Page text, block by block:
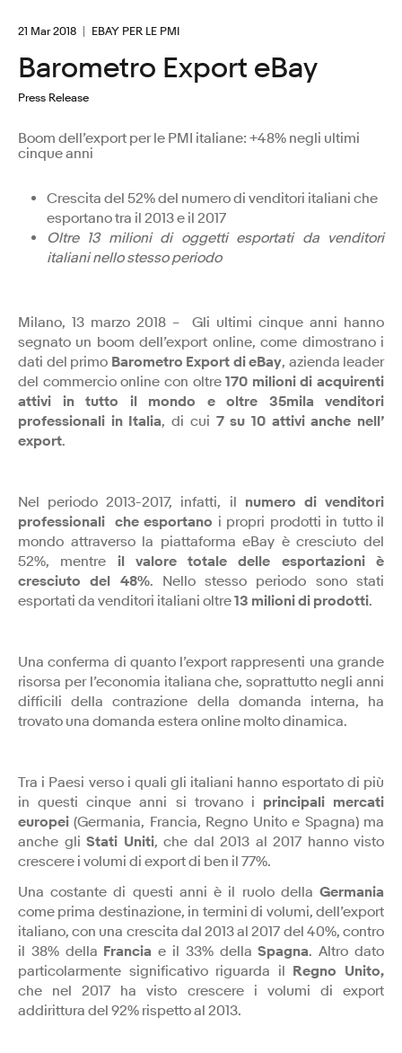
21 Mar 2018 EBAY PER LE PMI
Barometro Export eBay
Press Release
Boom dell’export per le PMI italiane: +48% negli ultimi
cinque anni
Crescita del 52% del numero di venditori italiani che
esportano tra il 2013 e il 2017
Oltre 13 milioni di oggetti esportati da venditori
italiani nello stesso periodo
Milano, 13 marzo 2018 – Gli ultimi cinque anni hanno
segnato un boom dell’export online, come dimostrano i
dati del primo Barometro Export di eBay, azienda leader
del commercio online con oltre170 milioni di acquirenti
attivi in tutto il mondo e oltre 35mila venditori
professionali in Italia, di cui 7 su 10 attivi anche nell’
export.
Nel periodo 2013-2017, infatti, il numero di venditori
professionali che esportano i propri prodotti in tutto il
mondo attraverso la piattaforma eBay è cresciuto del
52%, mentre il valore totale delle esportazioni è
cresciuto del 48%. Nello stesso periodo sono stati
esportati da venditori italiani oltre13 milioni di prodotti.
Una conferma di quanto l’export rappresenti una grande
risorsa per l’economia italiana che, soprattutto negli anni
difficili della contrazione della domanda interna, ha
trovato una domanda estera online molto dinamica.
Tra i Paesi verso i quali gli italiani hanno esportato di più
in questi cinque anni si trovano i principali mercati
europei (Germania, Francia, Regno Unito e Spagna) ma
anche gli Stati Uniti, che dal 2013 al 2017 hanno visto
crescere i volumi di export di ben il 77%.
Una costante di questi anni è il ruolo della Germania
come prima destinazione, in termini di volumi, dell’export
italiano, con una crescita dal 2013 al 2017 del 40%, contro
il 38% della Francia e il 33% dellaSpagna. Altro dato
particolarmente significativo riguarda il Regno Unito,
che nel 2017 ha visto crescere i volumi di export
addirittura del 92% rispetto al 2013.